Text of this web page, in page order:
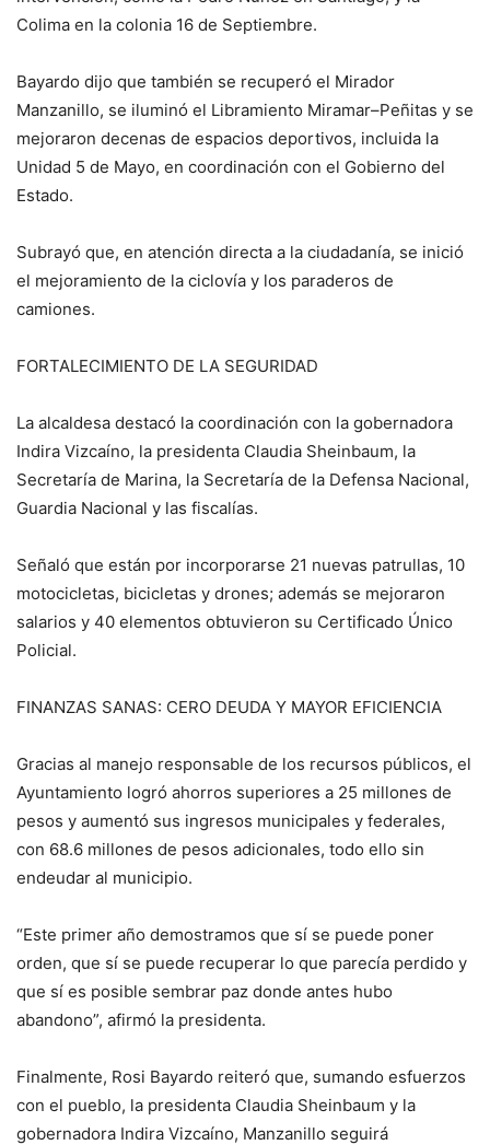
Colima en la colonia 16 de Septiembre.
Bayardo dijo que también se recuperó el Mirador
Manzanillo, se iluminó el Libramiento Miramar–Peñitas y se
mejoraron decenas de espacios deportivos, incluida la
Unidad 5 de Mayo, en coordinación con el Gobierno del
Estado.
Subrayó que, en atención directa a la ciudadanía, se inició
el mejoramiento de la ciclovía y los paraderos de
camiones.
FORTALECIMIENTO DE LA SEGURIDAD
La alcaldesa destacó la coordinación con la gobernadora
Indira Vizcaíno, la presidenta Claudia Sheinbaum, la
Secretaría de Marina, la Secretaría de la Defensa Nacional,
Guardia Nacional y las fiscalías.
Señaló que están por incorporarse 21 nuevas patrullas, 10
motocicletas, bicicletas y drones; además se mejoraron
salarios y 40 elementos obtuvieron su Certificado Único
Policial.
FINANZAS SANAS: CERO DEUDA Y MAYOR EFICIENCIA
Gracias al manejo responsable de los recursos públicos, el
Ayuntamiento logró ahorros superiores a 25 millones de
pesos y aumentó sus ingresos municipales y federales,
con 68.6 millones de pesos adicionales, todo ello sin
endeudar al municipio.
“Este primer año demostramos que sí se puede poner
orden, que sí se puede recuperar lo que parecía perdido y
que sí es posible sembrar paz donde antes hubo
abandono”, afirmó la presidenta.
Finalmente, Rosi Bayardo reiteró que, sumando esfuerzos
con el pueblo, la presidenta Claudia Sheinbaum y la
gobernadora Indira Vizcaíno, Manzanillo seguirá